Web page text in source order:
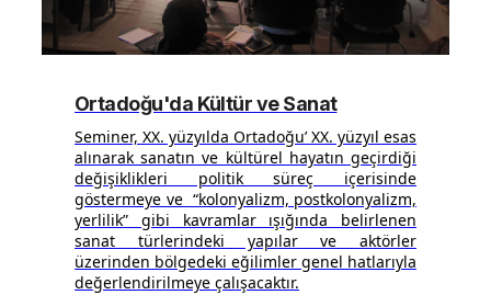
Ortadoğu'da Kültür ve Sanat
Seminer, XX. yüzyılda Ortadoğu’ XX. yüzyıl esas
alınarak sanatın ve kültürel hayatın geçirdiği
değişiklikleri politik süreç içerisinde
göstermeye ve “kolonyalizm, postkolonyalizm,
yerlilik” gibi kavramlar ışığında belirlenen
sanat türlerindeki yapılar ve aktörler
üzerinden bölgedeki eğilimler genel hatlarıyla
değerlendirilmeye çalışacaktır.